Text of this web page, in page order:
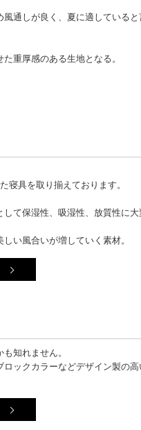
通しが良く、夏に適していると
重厚感のある生地となる。
寝具を取り揃えております。
て保湿性、吸湿性、放質性に大
い風合いが増していく素材。
知れません。
ックカラーなどデザイン製の